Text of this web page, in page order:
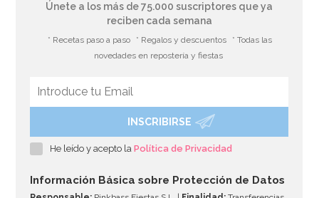
Únete a los más de 75.000 suscriptores que ya
reciben cada semana
* Recetas paso a paso * Regalos y descuentos
* Todas las
novedades en repostería y fiestas
INSCRIBIRSE
He leído y acepto laPolítica de Privacidad
Información Básica sobre Protección de Datos